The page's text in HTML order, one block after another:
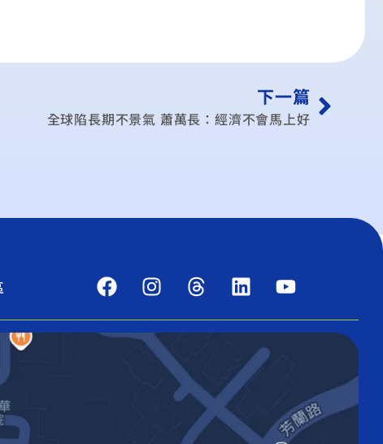
下一篇
全球陷長期不景氣 蕭萬長：經濟不會馬上好